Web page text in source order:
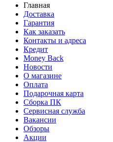
Главная
Доставка
Гарантия
Как заказать
Контакты и адреса
Кредит
Money Back
Новости
О магазине
Оплата
Подарочная карта
Сборка ПК
Сервисная служба
Вакансии
Обзоры
Акции